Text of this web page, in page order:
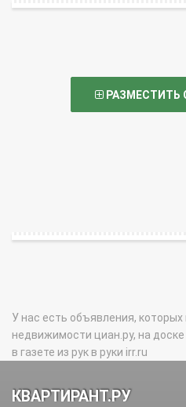
РАЗМЕСТИТЬ
У нас есть объявления, которых
недвижимости циан.ру, на
в газете из рук в руки irr.ru
КВАРТИРАНТ.РУ